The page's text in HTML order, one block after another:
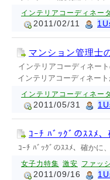
インテリアコーディネー
2011/02/11
マンション管理士
インテリアコーディネー
インテリアコーディネー
インテリアコーディネー
2011/05/31
ｺｰﾁ ﾊﾞｯｸﾞのｽｽﾒ
ｺｰﾁ ﾊﾞｯｸﾞのｽｽﾒ、確かに、
女子力特集 激安 ファッ
2011/09/16